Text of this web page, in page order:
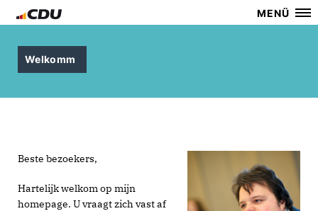
MENÜ
Welkomm
Beste bezoekers,
Hartelijk welkom op mijn
homepage. U vraagt zich vast af